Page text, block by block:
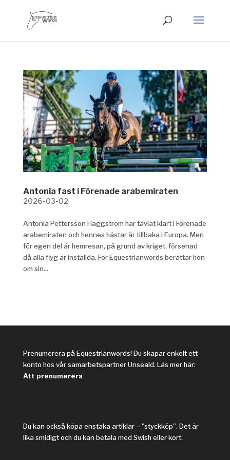
Antonia fast i Förenade arabemiraten
2026-03-02
Antonia Pettersson Häggström har tävlat klart i Förenade
arabemiraten och hennes hästar är tillbaka i Europa. Men
för egen del är hemresan, på grund av kriget, försenad
då alla flyg är inställda. För Equestrianwords berättar hon
om sin...
Prenumerera på Equestrianwords! Du skapar enkelt ett
konto hos vår samarbetspartner Unseald. Läs mer här:
Att prenumerera
Du kan också köpa enstaka artiklar – "styckköp". Det är
lika smidigt och du kan betala med Swish eller kort.